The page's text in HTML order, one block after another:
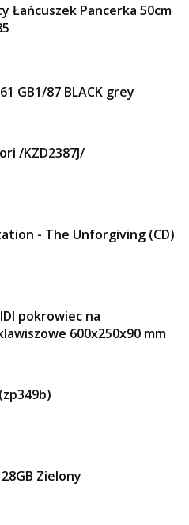
Łańcuszek Pancerka 50cm
GB1/87 BLACK grey
/KZD2387J/
- The Unforgiving (CD)
pokrowiec na
600x250x90 mm
Zielony